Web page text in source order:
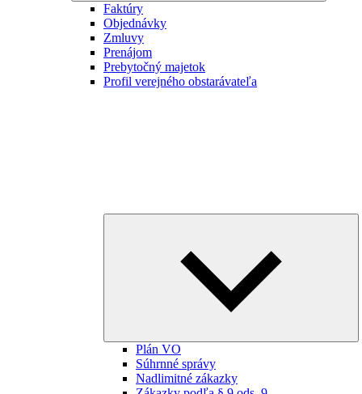
Faktúry
Objednávky
Zmluvy
Prenájom
Prebytočný majetok
Profil verejného obstarávateľa
Plán VO
Súhrnné správy
Nadlimitné zákazky